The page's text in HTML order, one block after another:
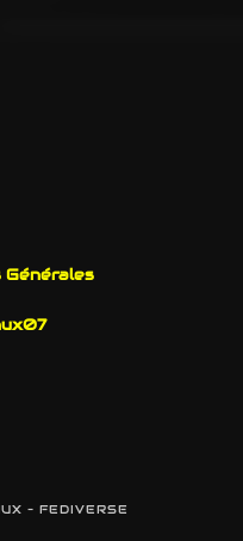
Générales
– FEDIVERSE